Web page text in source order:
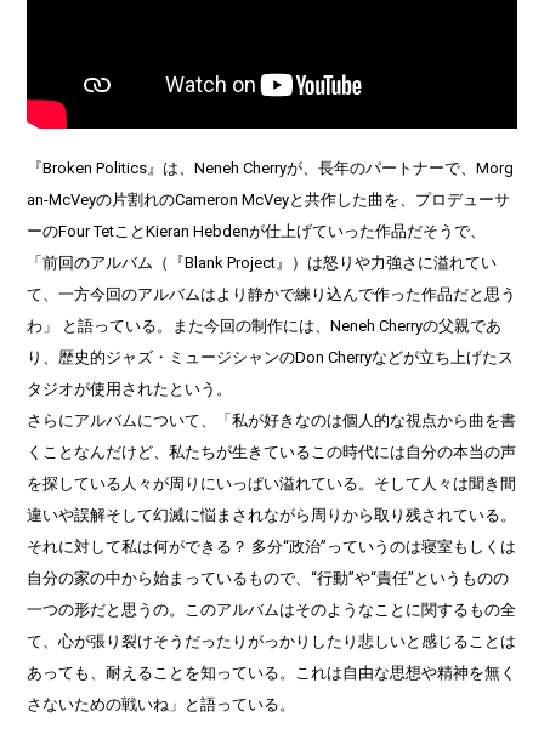
『Broken Politics』は、Neneh Cherryが、長年のパートナーで、Morg
an-McVeyの片割れのCameron McVeyと共作した曲を、プロデューサ
ーのFour TetことKieran Hebdenが仕上げていった作品だそうで、
「前回のアルバム（『Blank Project』）は怒りや力強さに溢れてい
て、一方今回のアルバムはより静かで練り込んで作った作品だと思う
わ」 と語っている。また今回の制作には、Neneh Cherryの父親であ
り、歴史的ジャズ・ミュージシャンのDon Cherryなどが立ち上げたス
タジオが使用されたという。
さらにアルバムについて、「私が好きなのは個人的な視点から曲を書
くことなんだけど、私たちが生きているこの時代には自分の本当の声
を探している人々が周りにいっぱい溢れている。そして人々は聞き間
違いや誤解そして幻滅に悩まされながら周りから取り残されている。
それに対して私は何ができる？ 多分“政治”っていうのは寝室もしくは
自分の家の中から始まっているもので、“行動”や“責任”というものの
一つの形だと思うの。このアルバムはそのようなことに関するもの全
て、心が張り裂けそうだったりがっかりしたり悲しいと感じることは
あっても、耐えることを知っている。これは自由な思想や精神を無く
さないための戦いね」と語っている。